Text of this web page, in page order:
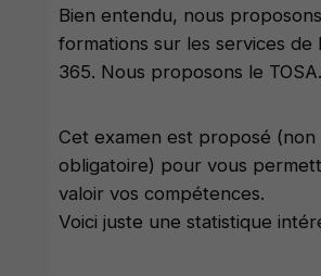
Bien entendu, nous
formations sur les services de
365. Nous proposons le TOSA.
Cet examen est proposé (non
obligatoire) pour vous
valoir vos compétences.
Voici juste une statistique